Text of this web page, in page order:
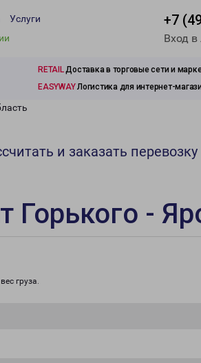
Услуги
+7
Вход
RETAILДоставка в торговые сети и
EASYWAYЛогистика для интернет-
и заказать перевозку
Горького -
груза.